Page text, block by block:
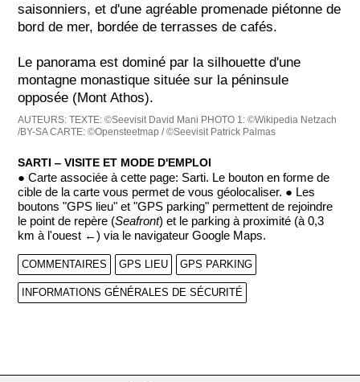
saisonniers, et d'une agréable promenade piétonne de
bord de mer, bordée de terrasses de cafés.
Le panorama est dominé par la silhouette d'une
montagne monastique située sur la péninsule
opposée (Mont Athos).
AUTEURS:TEXTE: ©Seevisit David Mani PHOTO 1: ©Wikipedia Netzach
/BY-SA CARTE: ©Opensteetmap / ©Seevisit Patrick Palmas
SARTI ‒ VISITE ET MODE D'EMPLOI
● Carte associée à cette page: Sarti. Le bouton en forme de
cible de la carte vous permet de vous géolocaliser. ● Les
boutons "GPS lieu" et "GPS parking" permettent de rejoindre
le point de repère (Seafront) et le parking à proximité (à 0,3
km à l'ouest ←) via le navigateur Google Maps.
COMMENTAIRES GPS LIEU GPS PARKING
INFORMATIONS GÉNÉRALES DE SÉCURITÉ